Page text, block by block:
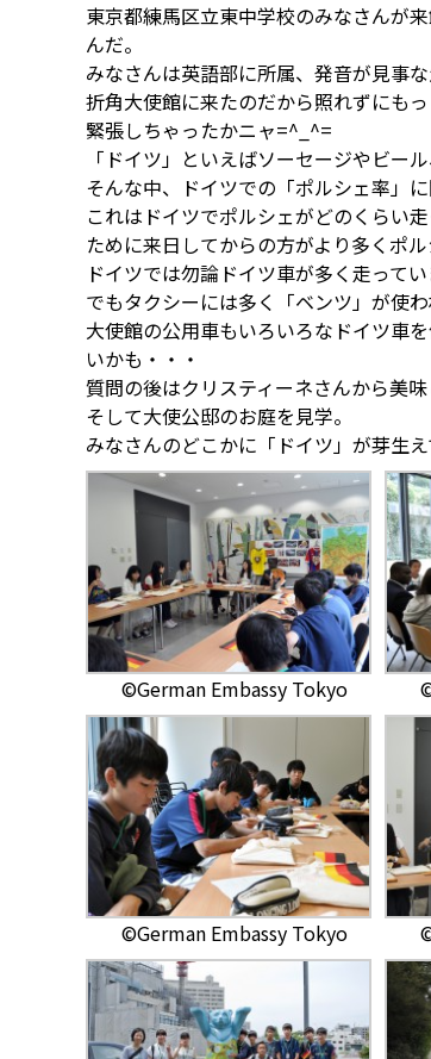
東京都練馬区立東中学校のみなさんが
んだ。
みなさんは英語部に所属、発音が見事
折角大使館に来たのだから照れずにも
緊張しちゃったかニャ=^_^=
「ドイツ」といえばソーセージやビー
そんな中、ドイツでの「ポルシェ率」に
これはドイツでポルシェがどのくらい
ために来日してからの方がより多くポ
ドイツでは勿論ドイツ車が多く走って
でもタクシーには多く「ベンツ」が使
大使館の公用車もいろいろなドイツ車
いかも・・・
質問の後はクリスティーネさんから美
そして大使公邸のお庭を見学。
みなさんのどこかに「ドイツ」が芽生
©German Embassy Tokyo
©German Embassy Tokyo